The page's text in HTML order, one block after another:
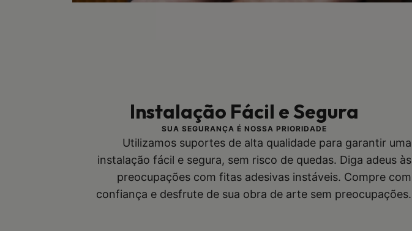
Instalação Fácil e Segura
SUA SEGURANÇA É NOSSA PRIORIDADE
Utilizamos suportes de alta qualidade para garantir uma
instalação fácil e segura, sem risco de quedas. Diga adeus às
preocupações com fitas adesivas instáveis. Compre com
confiança e desfrute de sua obra de arte sem preocupações.